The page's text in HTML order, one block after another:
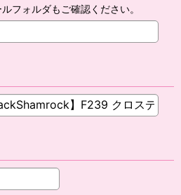
フォルダもご確認ください。